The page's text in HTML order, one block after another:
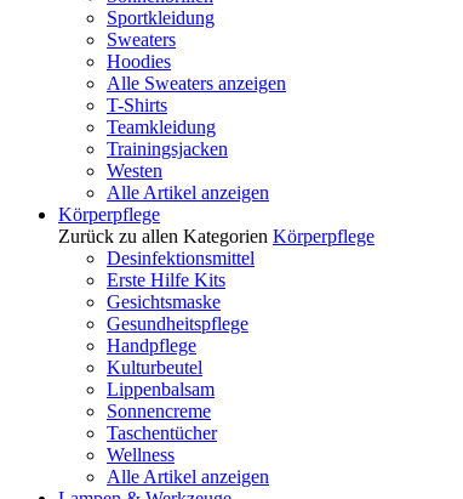
Sportkleidung
Sweaters
Hoodies
Alle Sweaters anzeigen
T-Shirts
Teamkleidung
Trainingsjacken
Westen
Alle Artikel anzeigen
Körperpflege
Zurück zu allen Kategorien Körperpflege
Desinfektionsmittel
Erste Hilfe Kits
Gesichtsmaske
Gesundheitspflege
Handpflege
Kulturbeutel
Lippenbalsam
Sonnencreme
Taschentücher
Wellness
Alle Artikel anzeigen